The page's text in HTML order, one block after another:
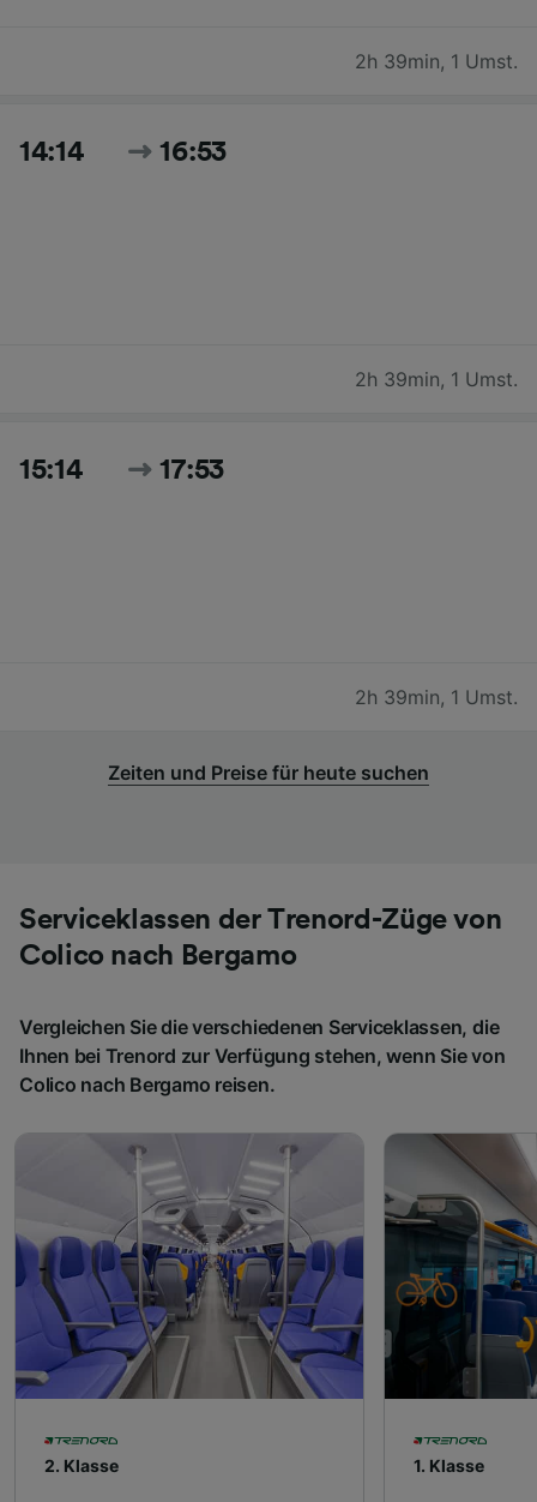
2h 39min, 1 Umst.
14:14 16:53
2h 39min, 1 Umst.
15:14 17:53
2h 39min, 1 Umst.
Zeiten und Preise für heute suchen
Serviceklassen der Trenord-Züge von
Colico nach Bergamo
Vergleichen Sie die verschiedenen Serviceklassen, die
Ihnen bei Trenord zur Verfügung stehen, wenn Sie von
Colico nach Bergamo reisen.
2. Klasse 1. Klasse